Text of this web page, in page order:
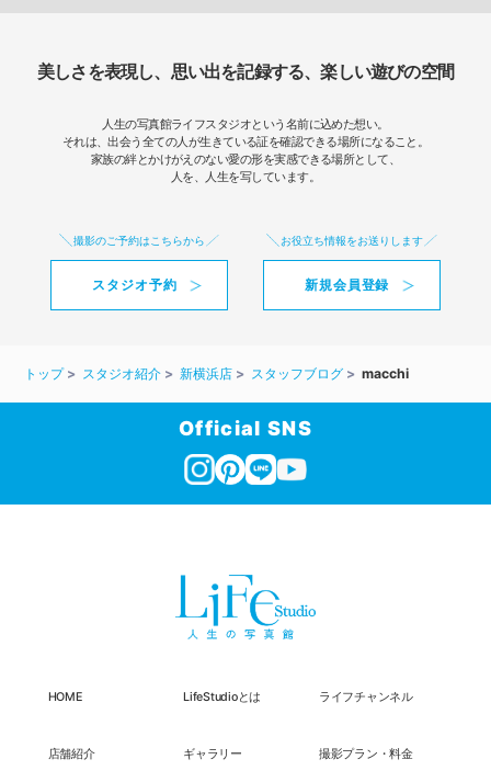
美しさを表現し、思い出を記録する、楽しい遊びの空間
人生の写真館ライフスタジオという名前に込めた想い。
それは、出会う全ての人が生きている証を確認できる場所になること。
家族の絆とかけがえのない愛の形を実感できる場所として、
人を、人生を写しています。
撮影のご予約はこちらから
スタジオ予約
お役立ち情報をお送りします
新規会員登録
トップ スタジオ紹介 新横浜店 スタッフブログ macchi
Official SNS
HOME LifeStudioとは ライフチャンネル
店舗紹介 ギャラリー 撮影プラン・料金